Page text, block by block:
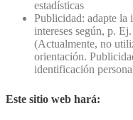
estadísticas
Publicidad: adapte la
intereses según, p.
(Actualmente, no
orientación.
identificación
Este sitio web hará: